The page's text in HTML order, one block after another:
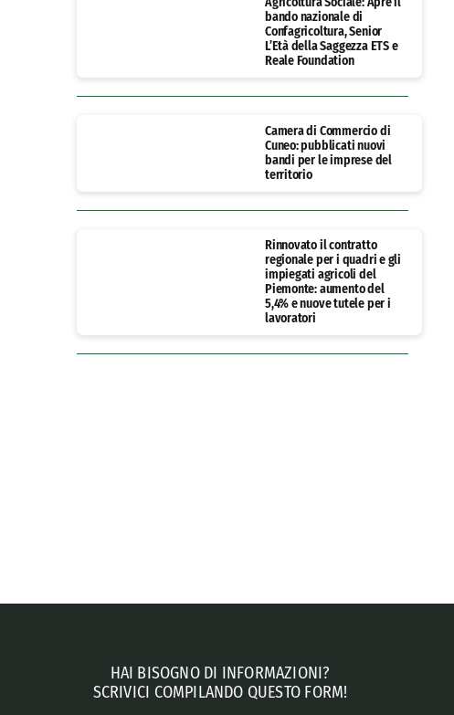
bando nazionale di
Confagricoltura, Senior
L’Età della Saggezza ETS e
Reale Foundation
Camera di Commercio di
Cuneo: pubblicati nuovi
bandi per le imprese del
territorio
Rinnovato il contratto
regionale per i quadri e gli
impiegati agricoli del
Piemonte: aumento del
5,4% e nuove tutele per i
lavoratori
HAI BISOGNO DI INFORMAZIONI?
SCRIVICI COMPILANDO QUESTO FORM!